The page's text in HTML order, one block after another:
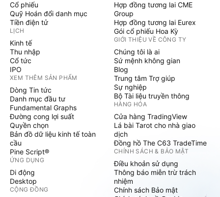
Cổ phiếu
Quỹ Hoán đổi danh mục
Tiền điện tử
LỊCH
Kinh tế
Thu nhập
Cổ tức
IPO
XEM THÊM SẢN PHẨM
Dòng Tin tức
Danh mục đầu tư
Fundamental Graphs
Đường cong lợi suất
Quyền chọn
Bản đồ dữ liệu kinh tế toàn
cầu
Pine Script®
ỨNG DỤNG
Di động
Desktop
CỘNG ĐỒNG
Hợp đồng tương lai CME
Group
Hợp đồng tương lai Eurex
Gói cổ phiếu Hoa Kỳ
GIỚI THIỆU VỀ CÔNG TY
Chúng tôi là ai
Sứ mệnh không gian
Blog
Trung tâm Trợ giúp
Sự nghiệp
Bộ Tài liệu truyền thông
HÀNG HÓA
Cửa hàng TradingView
Lá bài Tarot cho nhà giao
dịch
Đồng hồ The C63 TradeTime
CHÍNH SÁCH & BẢO MẬT
Điều khoản sử dụng
Thông báo miễn trừ trách
nhiệm
Chính sách Bảo mật